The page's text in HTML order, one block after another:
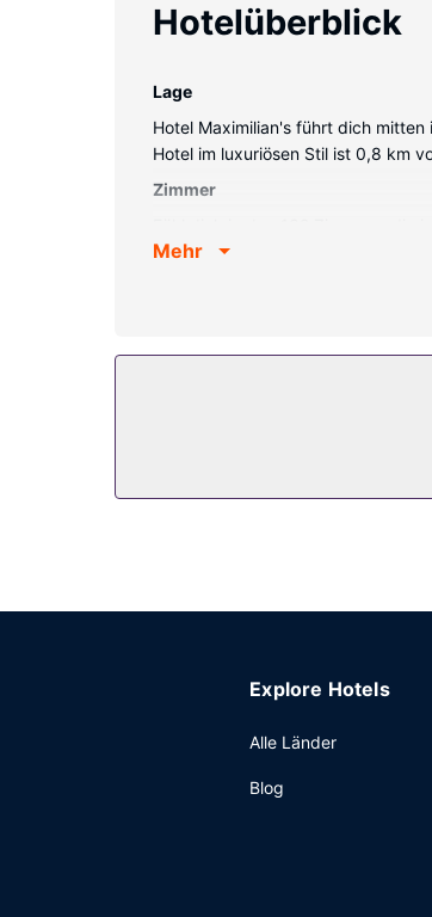
Hotelüberblick
Lage
Hotel Maximilian's führt dich
Hotel im luxuriösen Stil ist 0,8 km
Zimmer
sorgen fr gute Unterhaltung;
auch für dich das Richtige dabei:
Lass deinen Tag bei einem Drink
Mehr
Explore Hotels
Alle Länder
Blog